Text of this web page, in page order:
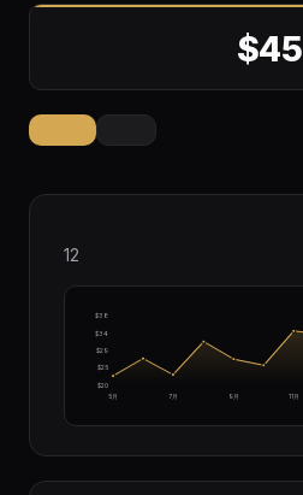
$45
12
$20
$25
$29
$34
$38
5月 7月 9月 11月